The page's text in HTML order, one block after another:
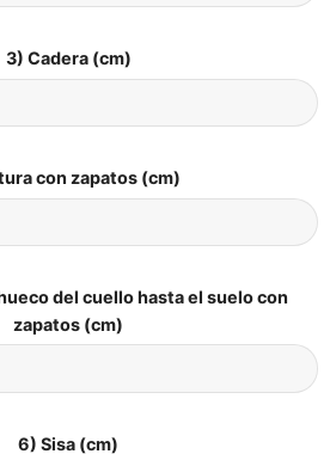
3) Cadera (cm)
con zapatos (cm)
del cuello hasta el suelo con
zapatos (cm)
6) Sisa (cm)